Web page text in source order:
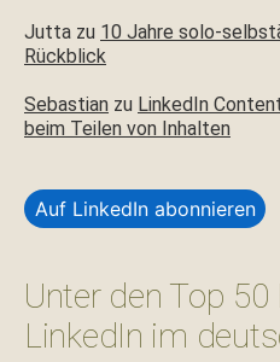
Jutta zu 10 Jahre solo-
Rückblick
Sebastian zu LinkedIn
beim Teilen von Inhalten
Auf LinkedIn abonnieren
Unter den Top
LinkedIn im